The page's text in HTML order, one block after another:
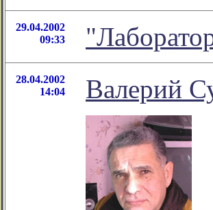
29.04.2002
09:33
28.04.2002
14:04
Валерий